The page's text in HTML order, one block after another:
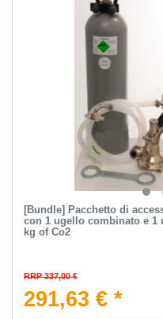
[Bundle] Pacchetto di
con 1 ugello combinato e 1
kg of Co2
RRP 337,00 €
291,63 € *